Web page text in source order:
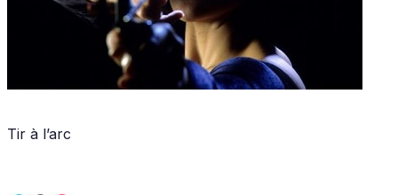
Tir à l’arc